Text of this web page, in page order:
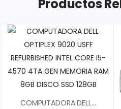
Productos
COMPUTADORA DELL OPTIPLEX 9020 USFF REFURBISHED INTEL CORE I5-4570 4TA GEN MEMORIA RAM 8GB DISCO SSD 128GB